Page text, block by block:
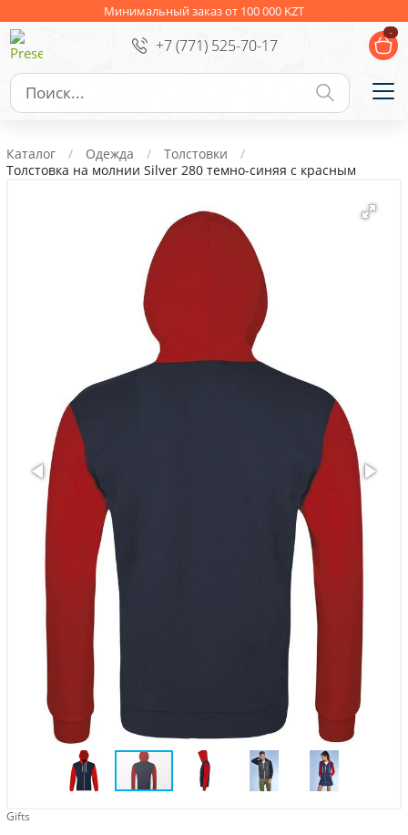
Минимальный заказ от 100 000 KZT
+7 (771) 525-70-17
-
Ежедневники Новогодние подарки
Сувениры к праздникам Упаковка
Личные аксессуары
Деловые подарки
Съедобные подарки с логотипом
Каталог Одежда
Толстовки
Толстовка на молнии Silver 280 темно-синяя с красным
Gifts